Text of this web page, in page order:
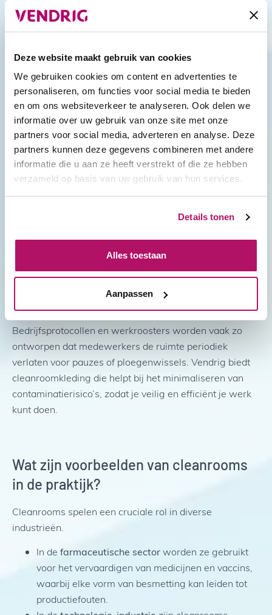
Deze website maakt gebruik van cookies
We gebruiken cookies om content en advertenties te
personaliseren, om functies voor social media te bieden
en om ons websiteverkeer te analyseren. Ook delen we
informatie over uw gebruik van onze site met onze
partners voor social media, adverteren en analyse. Deze
partners kunnen deze gegevens combineren met andere
informatie die u aan ze heeft verstrekt of die ze hebben
verzameld op basis van uw gebruik van hun services.
Details tonen
Alles toestaan
Aanpassen
Klasse
Klasse
7
352,000
Medische apparaten productie,
verpakking van steriele
producten
Klasse
8
3,520,000 Onderzoeksruimtes, datacenters
Hoe lang mag je in een cleanroom zijn?
De tijd die je in een cleanroom mag doorbrengen,
je uitvoert. Er zijn geen vaste regels die bepalen hoe
lang een persoon in een cleanroom mag zijn. Echter,
langdurige aanwezigheid kan het risico op contaminatie
verhogen, zelfs als je cleanroom-gecertificeerde
Bedrijfsprotocollen en werkroosters worden vaak zo
ontworpen dat medewerkers de ruimte periodiek
verlaten voor pauzes of ploegenwissels. Vendrig biedt
cleanroomkleding die helpt bij het minimaliseren van
contaminatierisico’s, zodat je veilig en efficiënt je werk
kunt doen.
Wat zijn voorbeelden van cleanrooms
in de praktijk?
Cleanrooms spelen een cruciale rol in diverse
industrieën.
In de farmaceutische sectorworden ze gebruikt
voor het vervaardigen van medicijnen en vaccins,
waarbij elke vorm van besmetting kan leiden tot
productiefouten.